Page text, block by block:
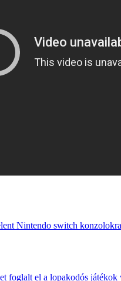
Nintendo switch konzolokra
foglalt el a lopakodós